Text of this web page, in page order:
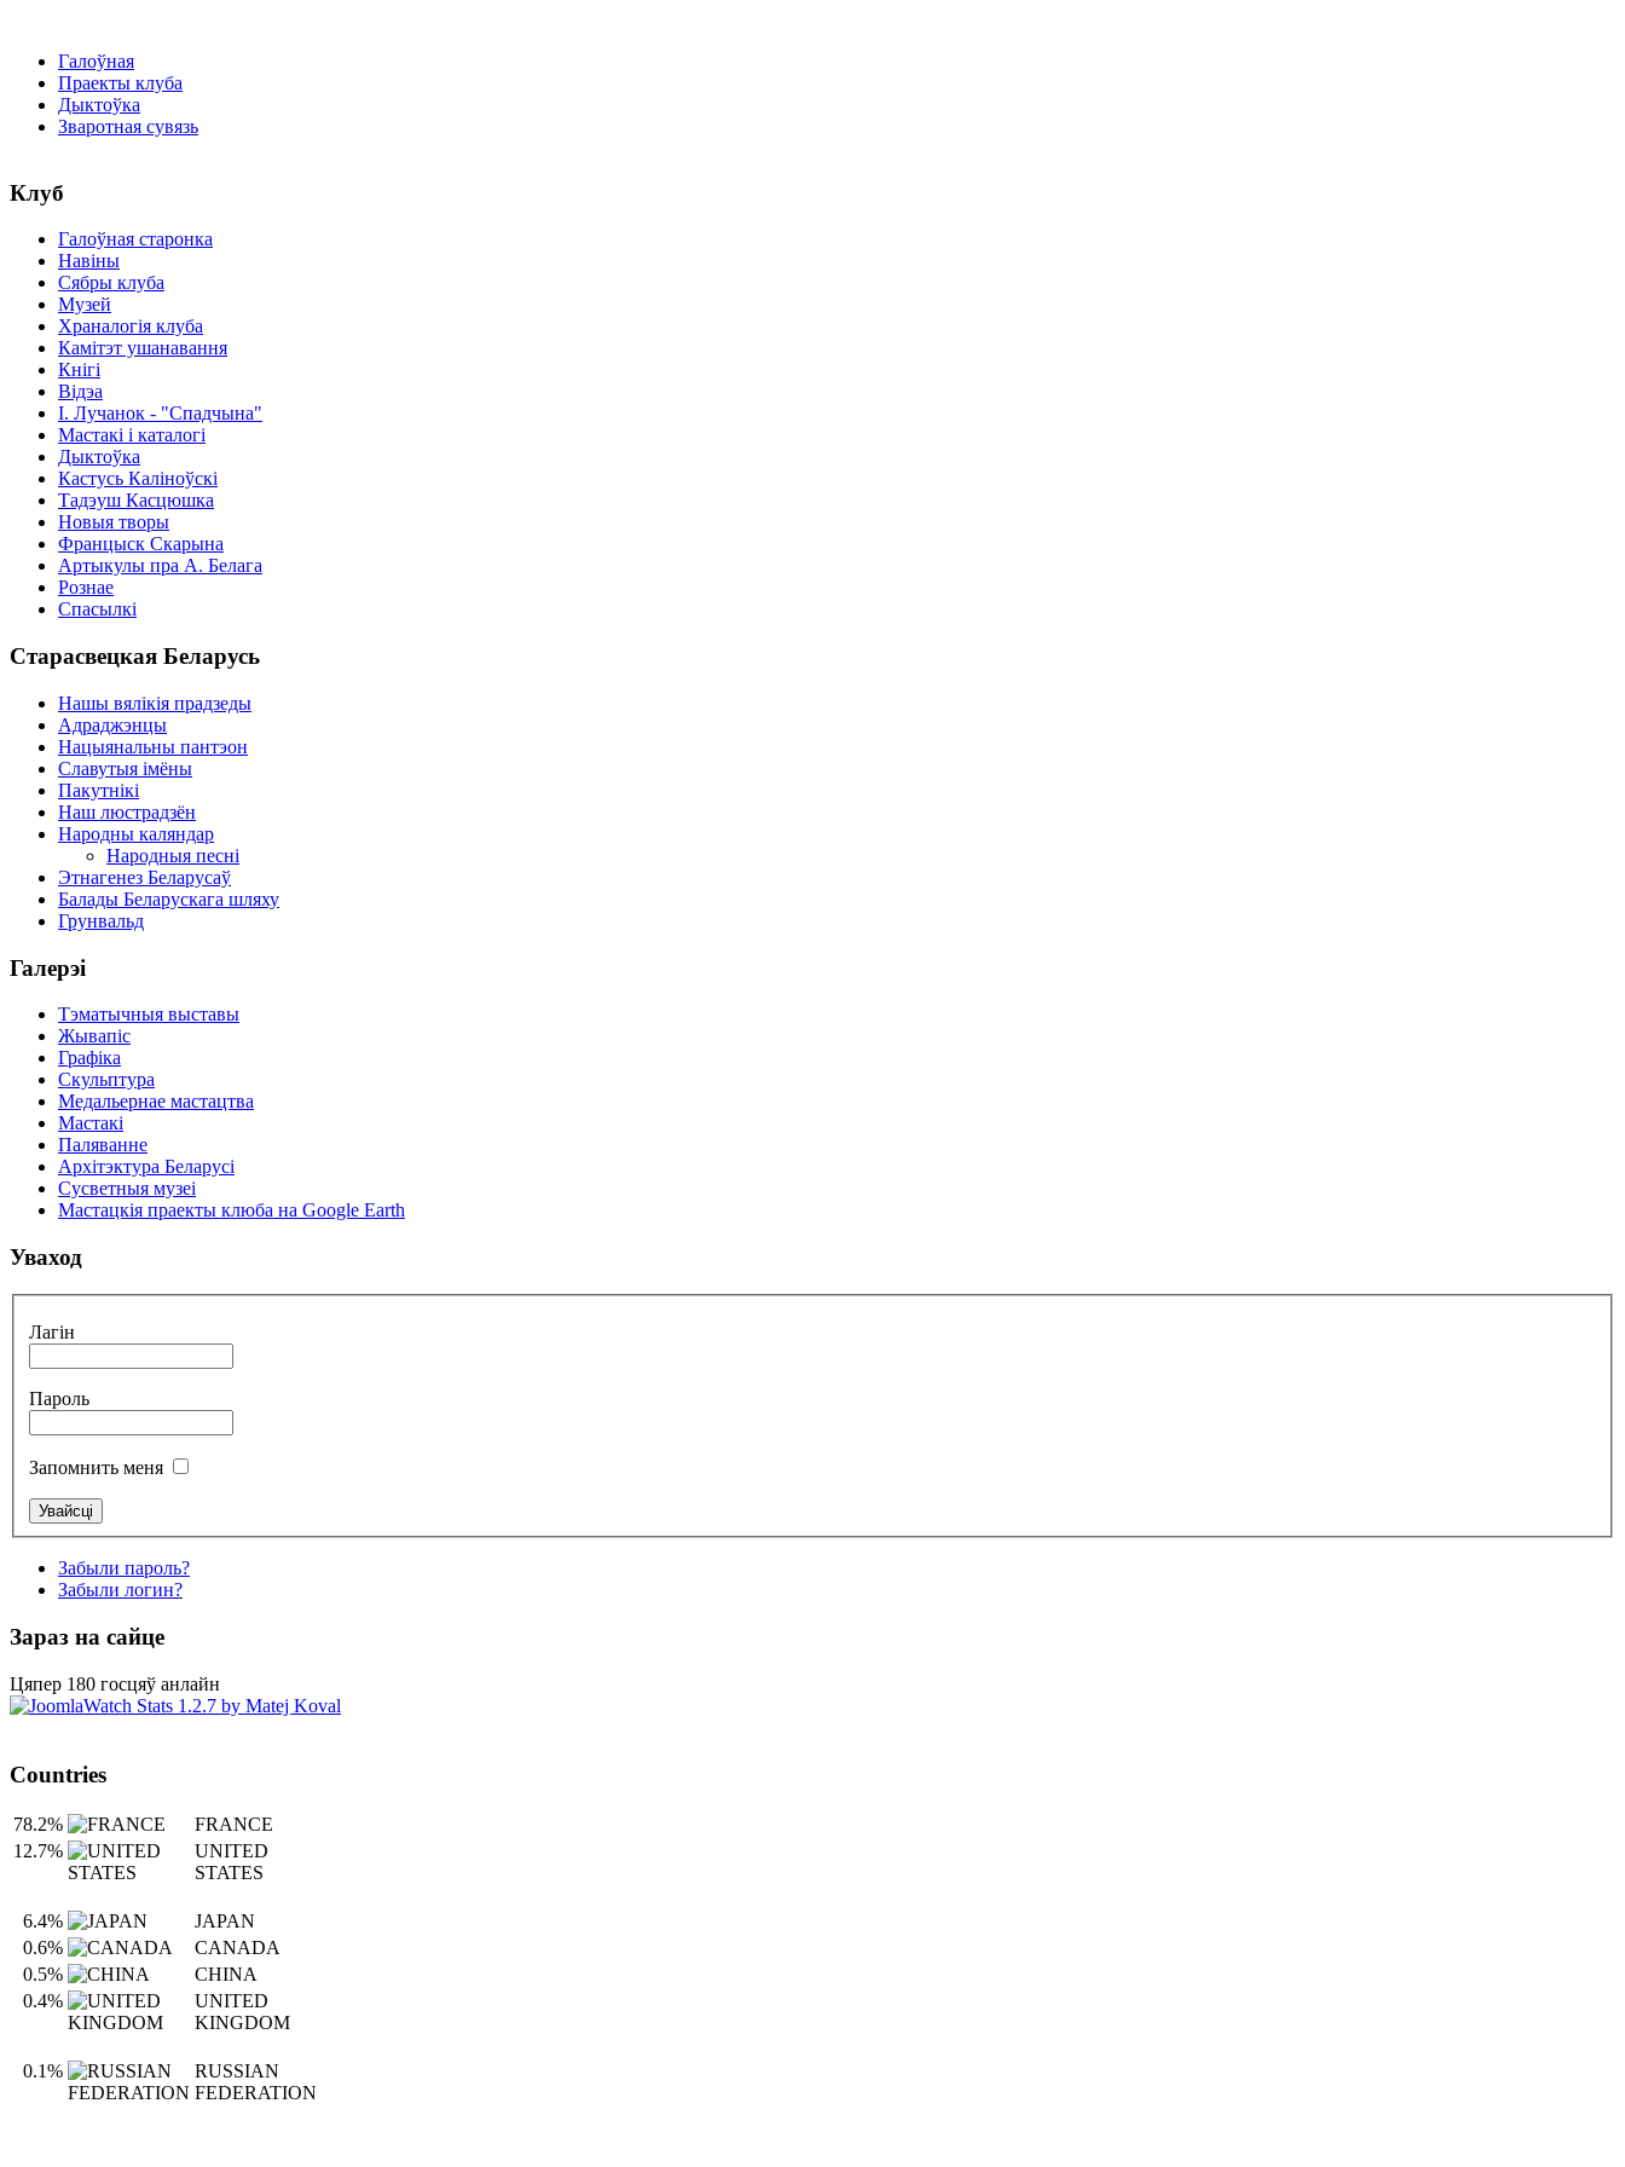
Галоўная
Праекты клуба
Дыктоўка
Зваротная сувязь
Клуб
Галоўная старонка
Навіны
Сябры клуба
Музей
Храналогія клуба
Камітэт ушанавання
Кнігі
Відэа
І. Лучанок - "Спадчына"
Мастакі i каталогi
Дыктоўка
Кастусь Каліноўскі
Тадэуш Касцюшка
Новыя творы
Францыск Скарына
Артыкулы пра А. Белага
Рознае
Спасылкі
Старасвецкая Беларусь
Нашы вялікія прадзеды
Адраджэнцы
Нацыянальны пантэон
Славутыя імёны
Пакутнікі
Наш люстрадзён
Народны каляндар
Народныя песні
Этнагенез Беларусаў
Балады Беларускага шляху
Грунвальд
Галерэі
Тэматычныя выставы
Жывапіс
Графіка
Скульптура
Медальернае мастацтва
Мастакі
Паляванне
Архітэктура Беларусі
Сусветныя музеі
Мастацкія праекты клюба на Google Earth
Уваход
Лагін
Пароль
Запомнить меня
Забыли пароль?
Забыли логин?
Зараз на сайце
Цяпер 180 госцяў анлайн
Countries
78.2%
FRANCE
12.7%
UNITED
STATES
6.4%
JAPAN
0.6%
CANADA
0.5%
CHINA
0.4%
UNITED
KINGDOM
0.1%
RUSSIAN
FEDERATION